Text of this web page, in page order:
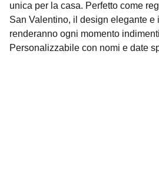
unica per la casa. Perfetto come
San Valentino, il design elegante e
renderanno ogni momento
Personalizzabile con nomi e date